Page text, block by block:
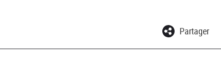
Partager